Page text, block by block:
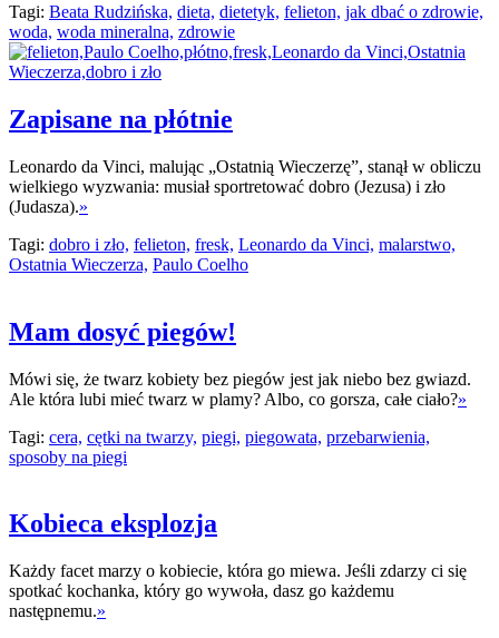
Tagi: Beata Rudzińska, dieta, dietetyk, felieton, jak dbać o zdrowie,
woda, woda mineralna, zdrowie
Zapisane na płótnie
Leonardo da Vinci, malując „Ostatnią Wieczerzę”, stanął w obliczu
wielkiego wyzwania: musiał sportretować dobro (Jezusa) i zło
(Judasza).»
Tagi: dobro i zło, felieton, fresk, Leonardo da Vinci, malarstwo,
Ostatnia Wieczerza, Paulo Coelho
Mam dosyć piegów!
Mówi się, że twarz kobiety bez piegów jest jak niebo bez gwiazd.
Ale która lubi mieć twarz w plamy? Albo, co gorsza, całe ciało?»
Tagi: cera, cętki na twarzy, piegi, piegowata, przebarwienia,
sposoby na piegi
Kobieca eksplozja
Każdy facet marzy o kobiecie, która go miewa. Jeśli zdarzy ci się
spotkać kochanka, który go wywoła, dasz go każdemu
następnemu.»